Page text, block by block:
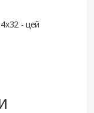
- цей